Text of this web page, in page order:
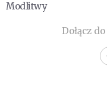
Modlitwy
Dołącz